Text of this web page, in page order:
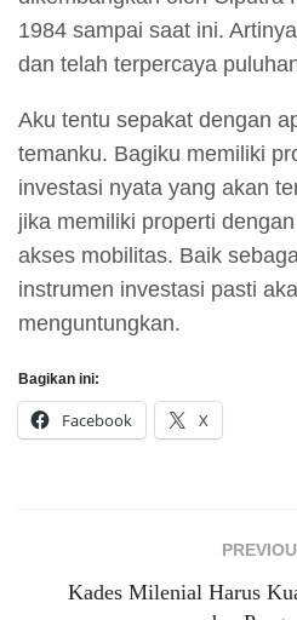
1984 sampai saat ini.
dan telah terpercaya
Aku tentu sepakat dengan
temanku. Bagiku memiliki
investasi nyata yang akan
jika memiliki properti
akses mobilitas. Baik
instrumen investasi pasti
menguntungkan.
Bagikan ini:
Facebook X
Kades Milenial Harus